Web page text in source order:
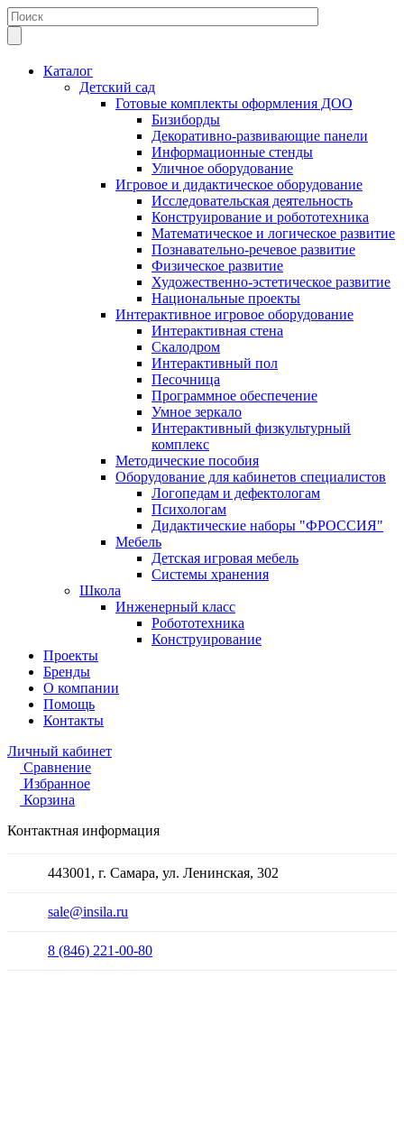
Каталог
Детский сад
Готовые комплекты оформления ДОО
Бизиборды
Декоративно-развивающие панели
Информационные стенды
Уличное оборудование
Игровое и дидактическое оборудование
Исследовательская деятельность
Конструирование и робототехника
Математическое и логическое развитие
Познавательно-речевое развитие
Физическое развитие
Художественно-эстетическое развитие
Национальные проекты
Интерактивное игровое оборудование
Интерактивная стена
Скалодром
Интерактивный пол
Песочница
Программное обеспечение
Умное зеркало
Интерактивный физкультурный
комплекс
Методические пособия
Оборудование для кабинетов специалистов
Логопедам и дефектологам
Психологам
Дидактические наборы "ФРОССИЯ"
Мебель
Детская игровая мебель
Системы хранения
Школа
Инженерный класс
Робототехника
Конструирование
Проекты
Бренды
О компании
Помощь
Контакты
Личный кабинет
Сравнение
Избранное
Корзина
Контактная информация
443001, г. Самара, ул. Ленинская, 302
sale@insila.ru
8 (846) 221-00-80